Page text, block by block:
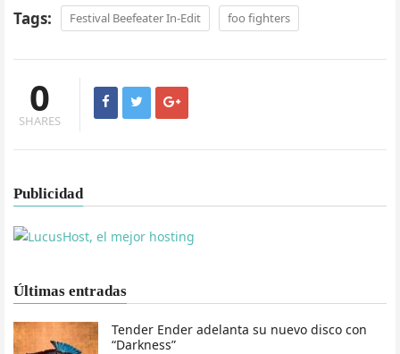
Tags: Festival Beefeater In-Edit foo fighters
0
SHARES
Publicidad
Últimas entradas
Tender Ender adelanta su nuevo disco con
“Darkness”